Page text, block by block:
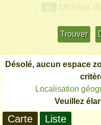
+/- Utiliser
Désolé, aucun espace
Localisation
Veuillez
Carte Liste